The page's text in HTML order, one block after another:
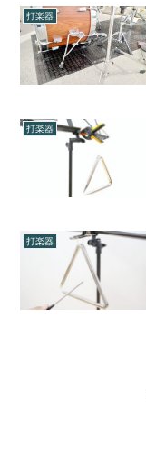
打楽器
打楽器
打楽器